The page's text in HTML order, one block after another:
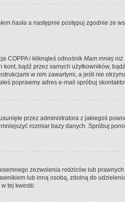
hasła a następnie postępuj zgodnie ze
COPPA i kliknąłeś odnośnik Mam mniej niż
bądź przez samych użytkowników,
w nim zawartymi, a jeśli nie
poprawmy adres e-mail spróbuj
przez administratora z jakiegoś
rozmiar bazy danych. Spróbuj
zezwolenia rodziców lub
lub inną osobą, zdolną do
tej kwestii.